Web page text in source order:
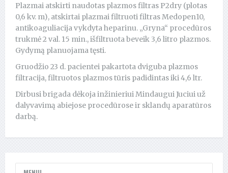
Plazmai atskirti naudotas plazmos filtras P2dry (plotas
0,6 kv. m), atskirtai plazmai filtruoti filtras Medopen10,
antikoaguliacija vykdyta heparinu. „Gryna“ procedūros
trukmė 2 val. 15 min., išfiltruota beveik 3,6 litro plazmos.
Gydymą planuojama tęsti.
Gruodžio 23 d. pacientei pakartota dviguba plazmos
filtracija, filtruotos plazmos tūris padidintas iki 4,6 ltr.
Dirbusi brigada dėkoja inžinieriui Mindaugui Juciui už
dalyvavimą abiejose procedūrose ir sklandų aparatūros
darbą.